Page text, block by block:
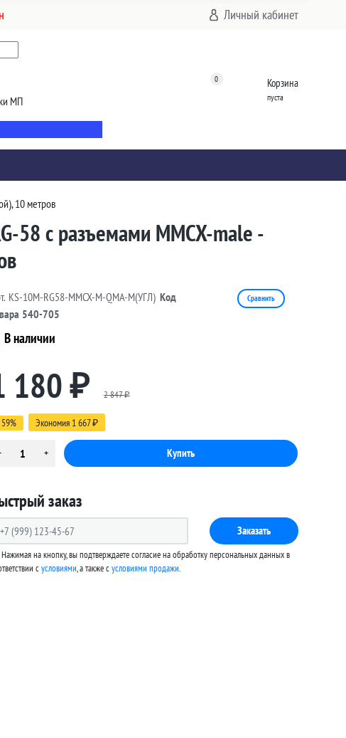
Личный кабинет
МП
0 Корзина
пуста
10 метров
58 с разъемами MMCX-male -
KS-10M-RG58-MMCX-M-QMA-M(УГЛ) Код
540-705
Сравнить
В наличии
180 ₽ 2 847₽
Экономия 1 667 ₽
заказ
Заказать
на кнопку, вы подтверждаете согласие на обработку персональных данных в
сусловиями, а также cусловиями продажи.